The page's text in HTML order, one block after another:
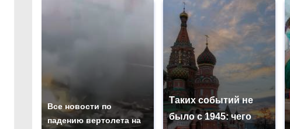
Все новости по
падению вертолета на
Таких событий не
было с 1945: чего